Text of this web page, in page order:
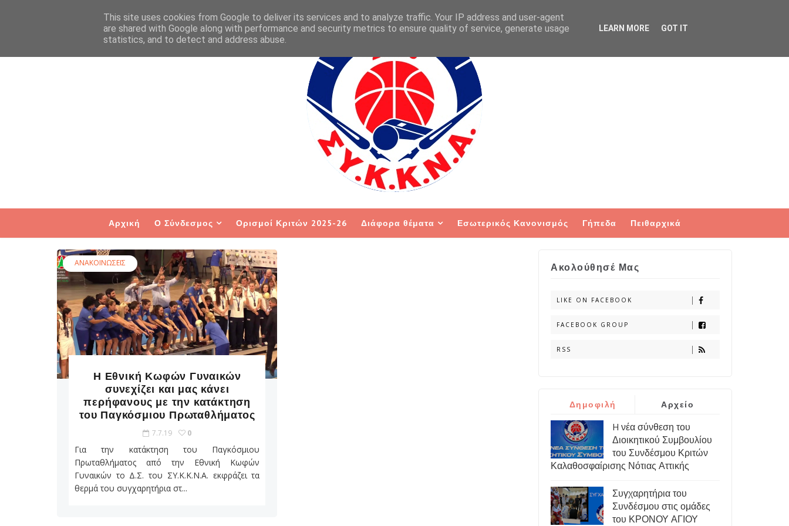
Αρχική Ο Σύνδεσμος Ορισμοί Κριτών 2025-26 Διάφορα θέματα Εσωτερικός Κανονισμός Γήπεδα Πειθαρχικά
ΑΝΑΚΟΙΝΩΣΕΙΣ
Η Εθνική Κωφών Γυναικών
συνεχίζει και μας κάνει
περήφανους με την κατάκτηση
του Παγκόσμιου Πρωταθλήματος
7.7.19 0
Για την κατάκτηση του Παγκόσμιου
Πρωταθλήματος από την Εθνική Κωφών
Γυναικών το Δ.Σ. του ΣΥ.Κ.Κ.Ν.Α. εκφράζει τα
θερμά του συγχαρητήρια στ...
Ακολούθησέ Μας
LIKE ON FACEBOOK
FACEBOOK GROUP
RSS
Δημοφιλή Αρχείο
H νέα σύνθεση του
Διοικητικού Συμβουλίου
του Συνδέσμου Κριτών
Καλαθοσφαίρισης Νότιας Αττικής
Συγχαρητήρια του
Συνδέσμου στις ομάδες
του ΚΡΟΝΟΥ ΑΓΙΟΥ
This site uses cookies from Google to deliver its services and to analyze traffic. Your IP address and user-agent
are shared with Google along with performance and security metrics to ensure quality of service, generate usage
statistics, and to detect and address abuse.
LEARN MORE GOT IT